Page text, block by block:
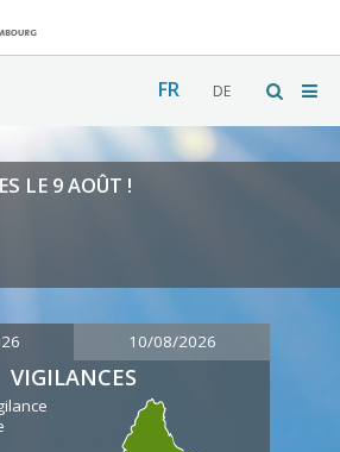
FR DE
LE 9 AOÛT !
10/08/2026
VIGILANCES